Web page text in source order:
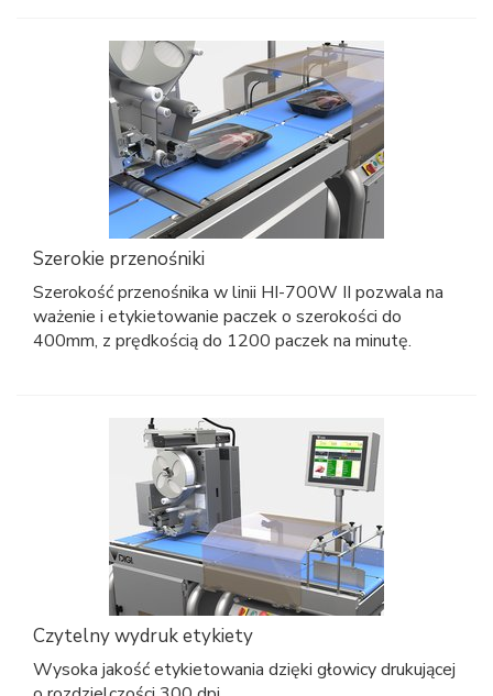
Szerokie przenośniki
Szerokość przenośnika w linii HI-700W II pozwala na
ważenie i etykietowanie paczek o szerokości do
400mm, z prędkością do 1200 paczek na minutę.
Czytelny wydruk etykiety
Wysoka jakość etykietowania dzięki głowicy drukującej